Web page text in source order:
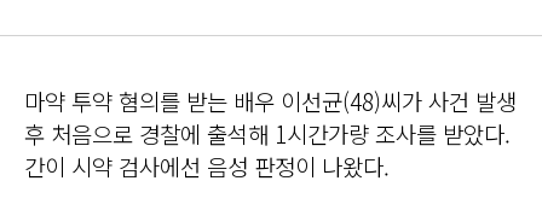
마약 투약 혐의를 받는 배우 이선균(48)씨가 사건 발생
후 처음으로 경찰에 출석해 1시간가량 조사를 받았다.
간이 시약 검사에선 음성 판정이 나왔다.